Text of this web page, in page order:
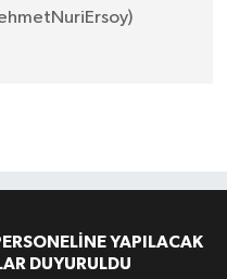
YAPILACAK
DUYURULDU